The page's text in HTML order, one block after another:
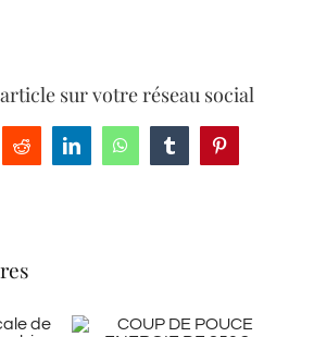
sur votre réseau social
Reddit LinkedInWhatsAppTumblrPinterest